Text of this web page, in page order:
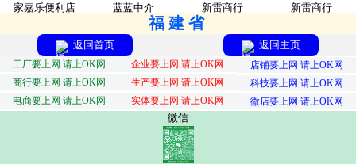
家嘉乐便利店 蓝蓝中介 新雷商行 新雷商行
福建省
返回首页 返回主页
工厂要上网 请上OK网 企业要上网 请上OK网
店铺要上网 请上OK网
商行要上网 请上OK网
生产要上网 请上OK网
科技要上网 请上OK网
电商要上网 请上OK网
实体要上网 请上OK网 微店要上网 请上OK网
微信